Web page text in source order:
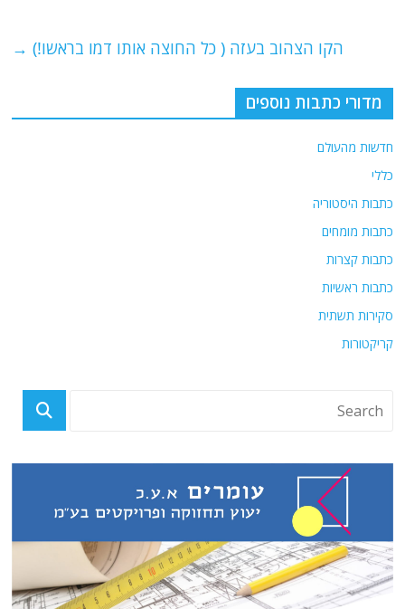
k
הקו הצהוב בעזה ( כל החוצה אותו דמו בראשו!) →
מדורי כתבות נוספים
חדשות מהעולם
כללי
כתבות היסטוריה
כתבות מומחים
כתבות קצרות
כתבות ראשיות
סקירות תשתית
קריקטורות